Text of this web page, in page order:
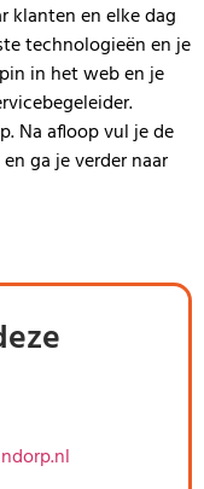
klanten en elke dag
technologieën en je
in het web en je
Na afloop vul je de
ga je verder naar